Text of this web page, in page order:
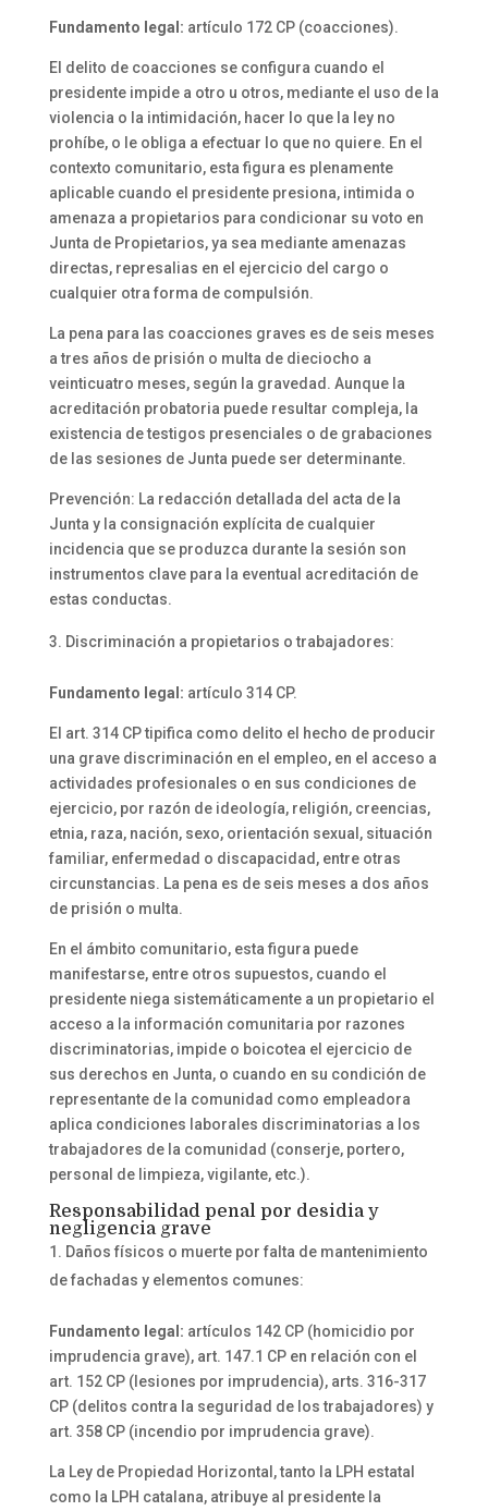
Fundamento legal: artículo 172 CP (coacciones).
El delito de coacciones se configura cuando el
presidente impide a otro u otros, mediante el uso de la
violencia o la intimidación, hacer lo que la ley no
prohíbe, o le obliga a efectuar lo que no quiere. En el
contexto comunitario, esta figura es plenamente
aplicable cuando el presidente presiona, intimida o
amenaza a propietarios para condicionar su voto en
Junta de Propietarios, ya sea mediante amenazas
directas, represalias en el ejercicio del cargo o
cualquier otra forma de compulsión.
La pena para las coacciones graves es de seis meses
a tres años de prisión o multa de dieciocho a
veinticuatro meses, según la gravedad. Aunque la
acreditación probatoria puede resultar compleja, la
existencia de testigos presenciales o de grabaciones
de las sesiones de Junta puede ser determinante.
Prevención: La redacción detallada del acta de la
Junta y la consignación explícita de cualquier
incidencia que se produzca durante la sesión son
instrumentos clave para la eventual acreditación de
estas conductas.
Discriminación a propietarios o trabajadores:
Fundamento legal: artículo 314 CP.
El art. 314 CP tipifica como delito el hecho de producir
una grave discriminación en el empleo, en el acceso a
actividades profesionales o en sus condiciones de
ejercicio, por razón de ideología, religión, creencias,
etnia, raza, nación, sexo, orientación sexual, situación
familiar, enfermedad o discapacidad, entre otras
circunstancias. La pena es de seis meses a dos años
de prisión o multa.
En el ámbito comunitario, esta figura puede
manifestarse, entre otros supuestos, cuando el
presidente niega sistemáticamente a un propietario el
acceso a la información comunitaria por razones
discriminatorias, impide o boicotea el ejercicio de
sus derechos en Junta, o cuando en su condición de
representante de la comunidad como empleadora
aplica condiciones laborales discriminatorias a los
trabajadores de la comunidad (conserje, portero,
personal de limpieza, vigilante, etc.).
Responsabilidad penal por desidia y
negligencia grave
Daños físicos o muerte por falta de mantenimiento
de fachadas y elementos comunes:
Fundamento legal: artículos 142 CP (homicidio por
imprudencia grave), art. 147.1 CP en relación con el
art. 152 CP (lesiones por imprudencia), arts. 316-317
CP (delitos contra la seguridad de los trabajadores) y
art. 358 CP (incendio por imprudencia grave).
La Ley de Propiedad Horizontal, tanto la LPH estatal
como la LPH catalana, atribuye al presidente la